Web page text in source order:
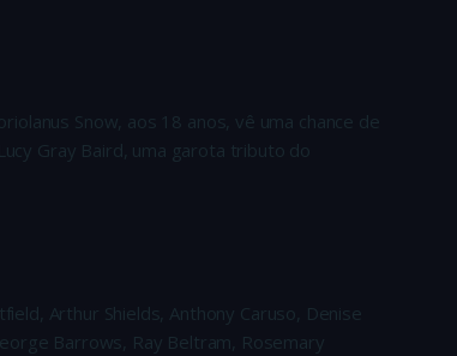
Snow, aos 18 anos, vê uma chance de
Gray Baird, uma garota tributo do
Arthur Shields, Anthony Caruso, Denise
Barrows, Ray Beltram, Rosemary